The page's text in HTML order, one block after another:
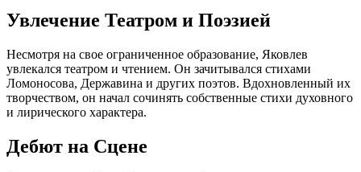
Увлечение Театром и Поэзией
Несмотря на свое ограниченное образование, Яковлев
увлекался театром и чтением. Он зачитывался стихами
Ломоносова, Державина и других поэтов. Вдохновленный их
творчеством, он начал сочинять собственные стихи духовного
и лирического характера.
Дебют на Сцене